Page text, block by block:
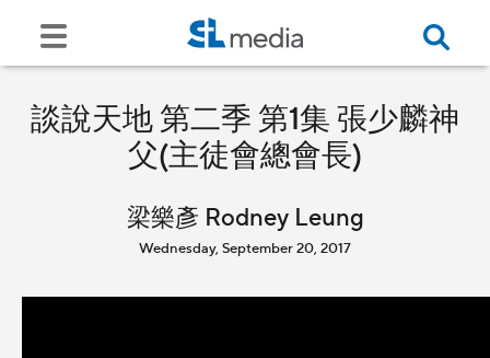
談說天地 第二季 第1集 張少麟神
父(主徒會總會長)
梁樂彥 Rodney Leung
Wednesday, September 20, 2017